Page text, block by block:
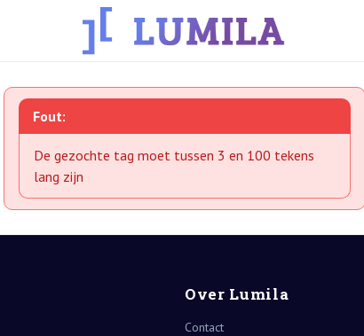
Fout:
De gezochte tag moet tussen 3 en 100 tekens
lang zijn
Over Lumila
Contact